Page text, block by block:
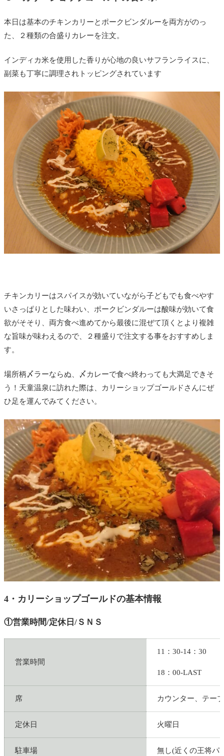
本日は基本のチキンカリーとポークビンダルーを両方がのっ
た、２種類の合盛りカレーを注文。
インディカ米を使用した香りが心地の良いサフランライスに、
副菜も丁寧に調理されトッピングされています
チキンカリーはスパイスが効いていながら子どもでも食べやす
いさっぱりとした味わい、ポークビンダルーは酸味が効いて食
欲がそそり、両方食べ進めてから最後に混ぜて頂くとより複雑
な旨味が味わえるので、２種盛りで注文する事をおすすめしま
す。
場所柄〆ラーならぬ、〆カレーで食べ終わっても大満足できそ
う！天童温泉に訪れた際は、カリーショップゴールドさんにぜ
ひ足を運んでみてください。
4・カリーショップゴールドの基本情報
①営業時間/定休日/ＳＮＳ
営業時間
11：30-14：30
18：00-LAST
席 カウンター、テー
定休日 火曜日
駐車場 無し(近くの王将パ